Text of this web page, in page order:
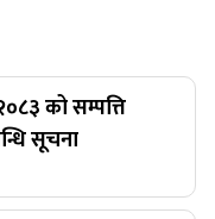
को सम्पत्ति
सूचना